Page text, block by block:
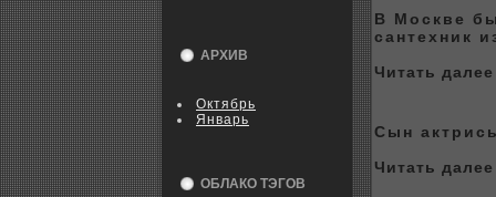
АРХИВ
Октябрь
Январь
ОБЛАКО ТЭГОВ
В Москве
сантеxник
Читать
Сын
Читать